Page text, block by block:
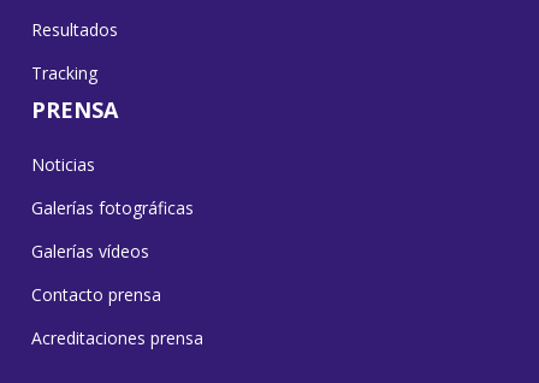
Resultados
Tracking
PRENSA
Noticias
Galerías fotográficas
Galerías vídeos
Contacto prensa
Acreditaciones prensa